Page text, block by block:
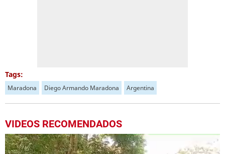
Tags:
Maradona Diego Armando Maradona Argentina
VIDEOS RECOMENDADOS